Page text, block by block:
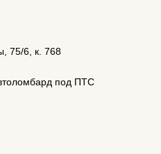
рекламы
75/6, к. 768
под ПТС